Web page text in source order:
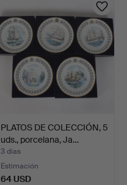
PLATOS DE COLECCIÓN, 5
uds., porcelana, Ja…
3 días
Estimación
64 USD